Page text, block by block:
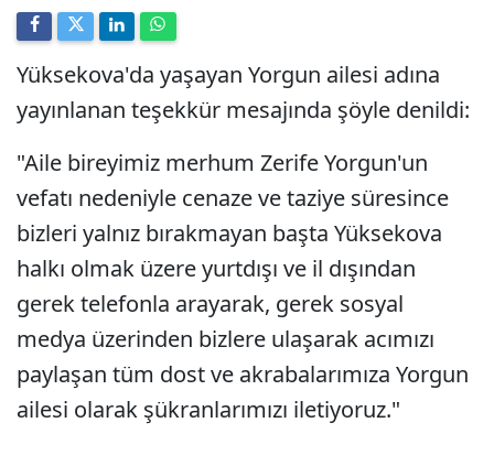
Yüksekova'da yaşayan Yorgun ailesi adına
yayınlanan teşekkür mesajında şöyle denildi:
"Aile bireyimiz merhum Zerife Yorgun'un
vefatı nedeniyle cenaze ve taziye süresince
bizleri yalnız bırakmayan başta Yüksekova
halkı olmak üzere yurtdışı ve il dışından
gerek telefonla arayarak, gerek sosyal
medya üzerinden bizlere ulaşarak acımızı
paylaşan tüm dost ve akrabalarımıza Yorgun
ailesi olarak şükranlarımızı iletiyoruz."